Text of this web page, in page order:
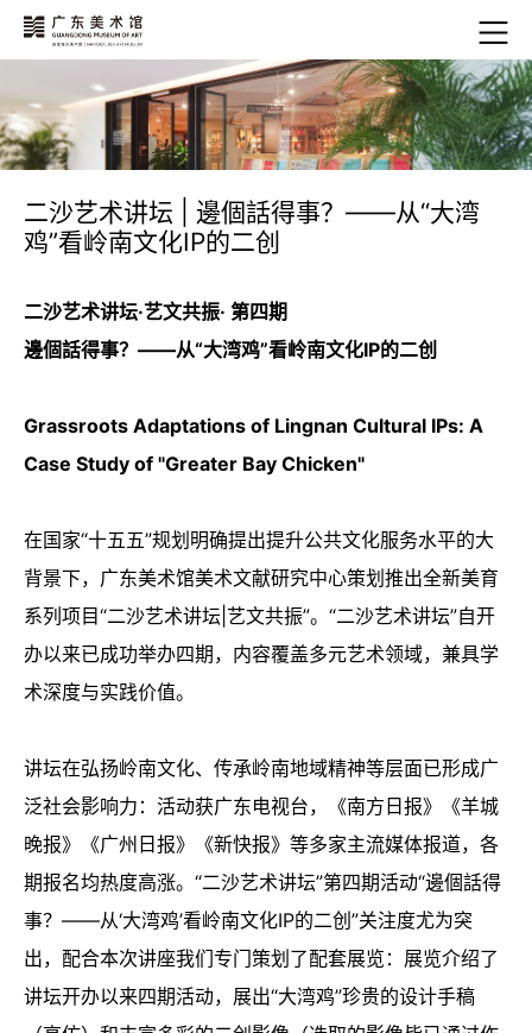
二沙艺术讲坛 | 邊個話得事？——从“大湾
鸡”看岭南文化IP的二创
二沙艺术讲坛·艺文共振· 第四期
邊個話得事？——从“大湾鸡”看岭南文化IP的二创
Grassroots Adaptations of Lingnan Cultural IPs: A
Case Study of "Greater Bay Chicken"
在国家“十五五”规划明确提出提升公共文化服务水平的大
背景下，广东美术馆美术文献研究中心策划推出全新美育
系列项目“二沙艺术讲坛|艺文共振”。“二沙艺术讲坛”自开
办以来已成功举办四期，内容覆盖多元艺术领域，兼具学
术深度与实践价值。
讲坛在弘扬岭南文化、传承岭南地域精神等层面已形成广
泛社会影响力：活动获广东电视台，《南方日报》《羊城
晚报》《广州日报》《新快报》等多家主流媒体报道，各
期报名均热度高涨。“二沙艺术讲坛”第四期活动“邊個話得
事？——从‘大湾鸡’看岭南文化IP的二创”关注度尤为突
出，配合本次讲座我们专门策划了配套展览：展览介绍了
讲坛开办以来四期活动，展出“大湾鸡”珍贵的设计手稿